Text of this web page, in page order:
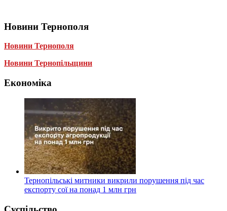
Новини Тернополя
Новини Тернополя
Новини Тернопільщини
Економіка
Тернопільські митники викрили порушення під час
експорту сої на понад 1 млн грн